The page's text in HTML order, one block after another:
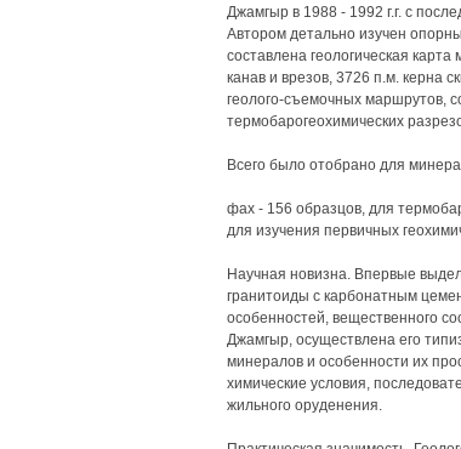
Джамгыр в 1988 - 1992 г.г. с
Автором детально изучен
составлена геологическая
канав и врезов, 3726 п.м. керна
геолого-съемочных маршрутов,
термобарогеохимических
Всего было отобрано для
фах - 156 образцов, для
для изучения первичных
Научная новизна. Впервые
гранитоиды с карбонатным
особенностей, вещественного
Джамгыр, осуществлена его
минералов и особенности их
химические условия,
жильного оруденения.